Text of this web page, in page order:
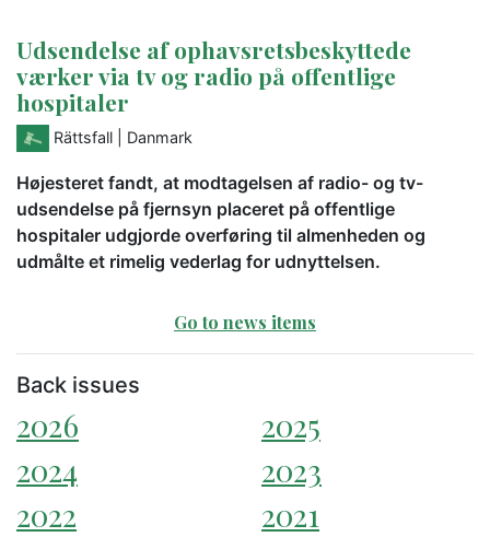
Udsendelse af ophavsretsbeskyttede
værker via tv og radio på offentlige
hospitaler
Rättsfall | Danmark
Højesteret fandt, at modtagelsen af radio- og tv-
udsendelse på fjernsyn placeret på offentlige
hospitaler udgjorde overføring til almenheden og
udmålte et rimelig vederlag for udnyttelsen.
Go to news items
Back issues
2026
2025
2024
2023
2022
2021